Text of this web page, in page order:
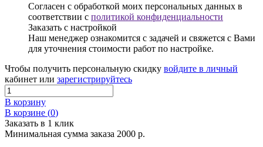
Согласен с обработкой моих персональных данных в
соответствии с политикой конфиденциальности
Заказать с настройкой
Наш менеджер ознакомится с задачей и свяжется с Вами
для уточнения стоимости работ по настройке.
Чтобы получить персональную скидку войдите в личный
кабинет или зарегистрируйтесь
В корзину
В корзине (0)
Заказать в 1 клик
Минимальная сумма заказа 2000 р.